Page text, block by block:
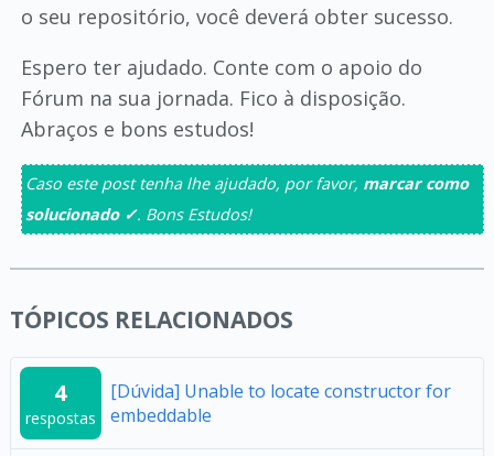
o seu repositório, você deverá obter sucesso.
Espero ter ajudado. Conte com o apoio do
Fórum na sua jornada. Fico à disposição.
Abraços e bons estudos!
Caso este post tenha lhe ajudado, por favor, marcar como
solucionado ✓. Bons Estudos!
TÓPICOS RELACIONADOS
4
respostas
[Dúvida] Unable to locate constructor for
embeddable